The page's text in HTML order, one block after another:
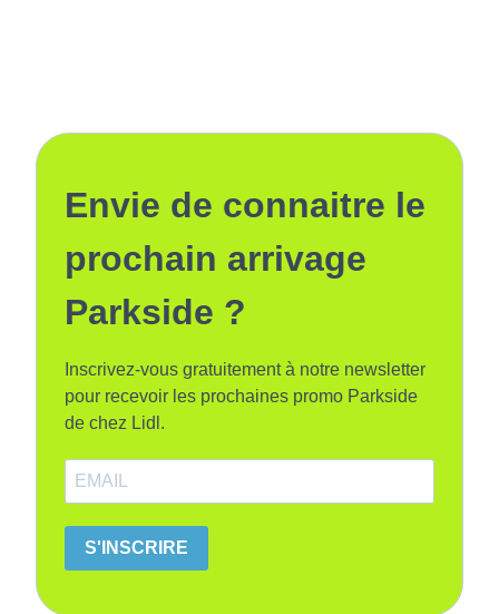
Envie de connaitre le
prochain arrivage
Parkside ?
Inscrivez-vous gratuitement à notre newsletter
pour recevoir les prochaines promo Parkside
de chez Lidl.
S'INSCRIRE